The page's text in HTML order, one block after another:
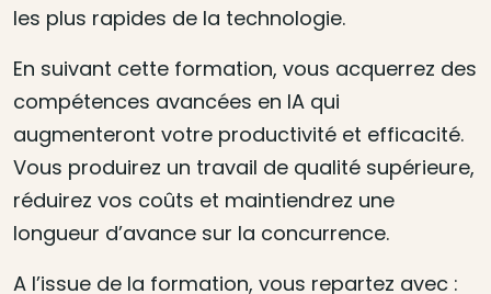
les plus rapides de la technologie.
En suivant cette formation, vous acquerrez des
compétences avancées en IA qui
augmenteront votre productivité et efficacité.
Vous produirez un travail de qualité supérieure,
réduirez vos coûts et maintiendrez une
longueur d’avance sur la concurrence.
A l’issue de la formation, vous repartez avec :